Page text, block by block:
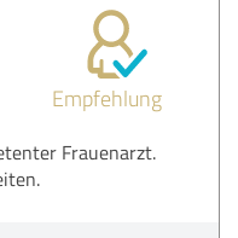
Empfehlung
Frauenarzt.